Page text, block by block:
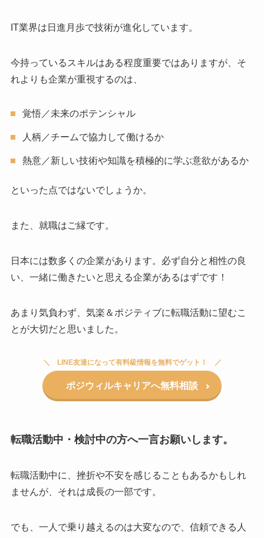
IT業界は日進月歩で技術が進化しています。
今持っているスキルはある程度重要ではありますが、そ
れよりも企業が重視するのは、
覚悟／未来のポテンシャル
人柄／チームで協力して働けるか
熱意／新しい技術や知識を積極的に学ぶ意欲があるか
といった点ではないでしょうか。
また、就職はご縁です。
日本には数多くの企業があります。必ず自分と相性の良
い、一緒に働きたいと思える企業があるはずです！
あまり気負わず、気楽＆ポジティブに転職活動に望むこ
とが大切だと思いました。
LINE友達になって有料級情報を無料でゲット！
ポジウィルキャリアへ無料相談
転職活動中・検討中の方へ一言お願いします。
転職活動中に、挫折や不安を感じることもあるかもしれ
ませんが、それは成長の一部です。
でも、一人で乗り越えるのは大変なので、信頼できる人